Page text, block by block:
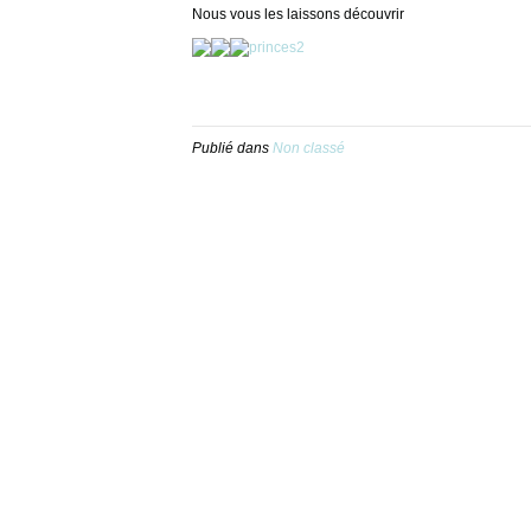
Nous vous les laissons découvrir
Publié dans Non classé